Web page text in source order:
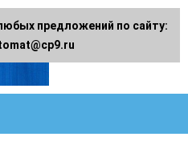
предложений по сайту: